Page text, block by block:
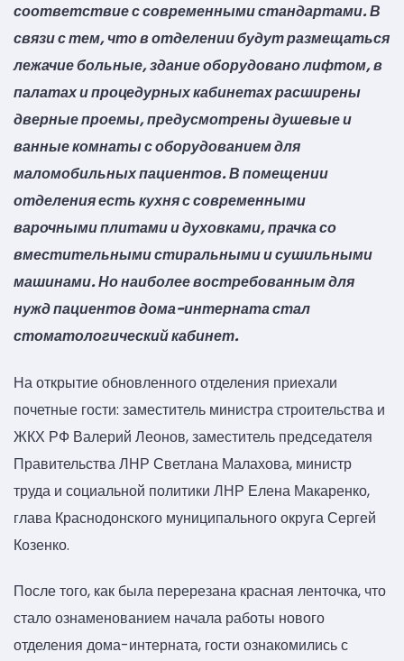
соответствие с современными стандартами. В
связи с тем, что в отделении будут размещаться
лежачие больные, здание оборудовано лифтом, в
палатах и процедурных кабинетах расширены
дверные проемы, предусмотрены душевые и
ванные комнаты с оборудованием для
маломобильных пациентов. В помещении
отделения есть кухня с современными
варочными плитами и духовками, прачка со
вместительными стиральными и сушильными
машинами. Но наиболее востребованным для
нужд пациентов дома-интерната стал
стоматологический кабинет.
На открытие обновленного отделения приехали
почетные гости: заместитель министра строительства и
ЖКХ РФ Валерий Леонов, заместитель председателя
Правительства ЛНР Светлана Малахова, министр
труда и социальной политики ЛНР Елена Макаренко,
глава Краснодонского муниципального округа Сергей
Козенко.
После того, как была перерезана красная ленточка, что
стало ознаменованием начала работы нового
отделения дома-интерната, гости ознакомились с